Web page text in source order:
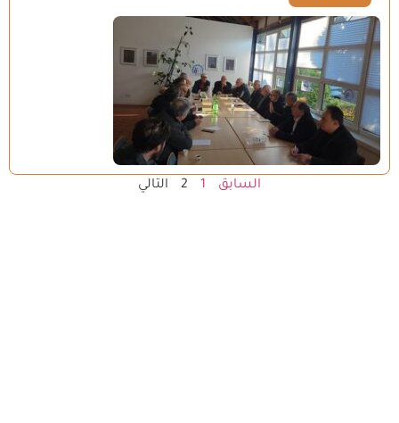
السابق 1
2 التالي